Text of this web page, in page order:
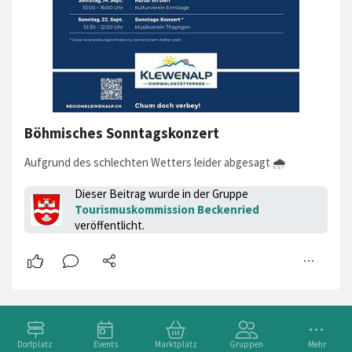
Dorfplatz Events Marktplatz Gruppen Mehr
Böhmisches Sonntagskonzert
Aufgrund des schlechten Wetters leider abgesagt 🌧️
Dieser Beitrag wurde in der Gruppe
Tourismuskommission Beckenried
veröffentlicht.